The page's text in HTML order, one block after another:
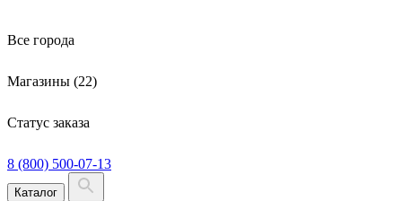
Все города
Магазины (22)
Статус заказа
8 (800) 500-07-13
Каталог